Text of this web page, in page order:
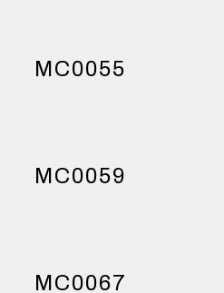
MC0055
MC0059
MC0067